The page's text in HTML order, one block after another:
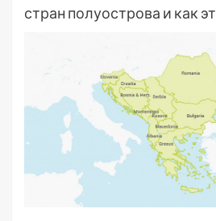
стран полуострова и как